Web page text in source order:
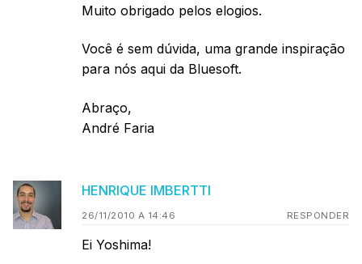
Muito obrigado pelos elogios.
Você é sem dúvida, uma grande inspiração
para nós aqui da Bluesoft.
Abraço,
André Faria
HENRIQUE IMBERTTI
26/11/2010 A 14:46 RESPONDER
Ei Yoshima!